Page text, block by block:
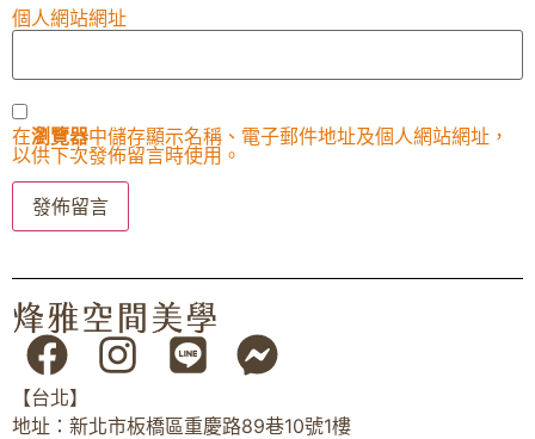
個人網站網址
在瀏覽器中儲存顯示名稱、電子郵件地址及個人網站網址，
以供下次發佈留言時使用。
【台北】
地址：新北市板橋區重慶路89巷10號1樓